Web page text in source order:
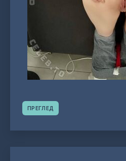
ПРЕГЛЕД